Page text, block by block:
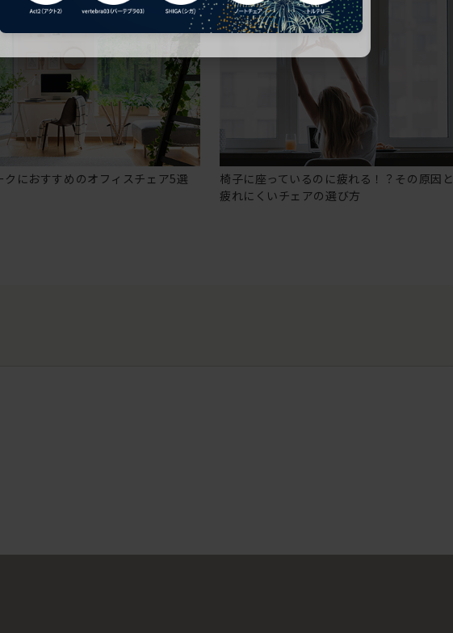
クにおすすめのオフィスチェア5選
椅子に座っているのに疲れる！？その原因と
疲れにくいチェアの選び方